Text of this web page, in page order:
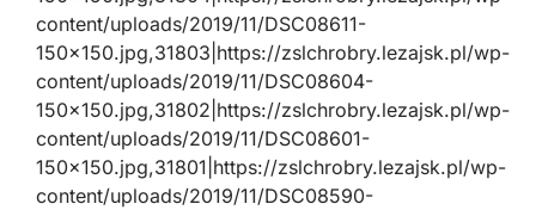
content/uploads/2019/11/DSC08611-
150×150.jpg,31803|https://zslchrobry.lezajsk.pl/wp-
content/uploads/2019/11/DSC08604-
150×150.jpg,31802|https://zslchrobry.lezajsk.pl/wp-
content/uploads/2019/11/DSC08601-
150×150.jpg,31801|https://zslchrobry.lezajsk.pl/wp-
content/uploads/2019/11/DSC08590-